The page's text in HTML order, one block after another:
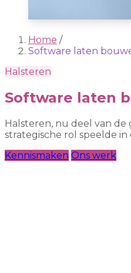
Home /
Software laten
Halsteren
Software laten
Halsteren, nu deel van
strategische rol speelde
Kennismaken Ons werk